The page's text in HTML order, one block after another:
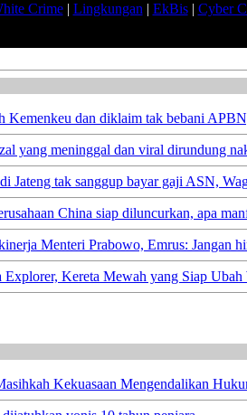
Crime| Lingkungan | EkBis| Cyber
Kemenkeu dan diklaim tak bebani
yang meninggal dan viral dirundung
Jateng tak sanggup bayar gaji ASN,
China siap diluncurkan, apa
Menteri Prabowo, Emrus: Jangan
Kereta Mewah yang Siap Ubah
Kekuasaan Mengendalikan